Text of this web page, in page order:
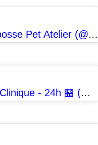
Uma publicação compartilhada por Labosse Pet Atelier (@labossepet)
Uma publicação compartilhada por VetClinique - 24h 🏪 (@clinicavetclinique)